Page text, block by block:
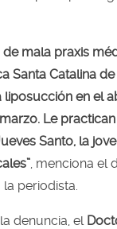
de mala praxis
Santa Catalina
liposucción en el
Le
Santo, la
, menciona el
periodista.
denuncia, el